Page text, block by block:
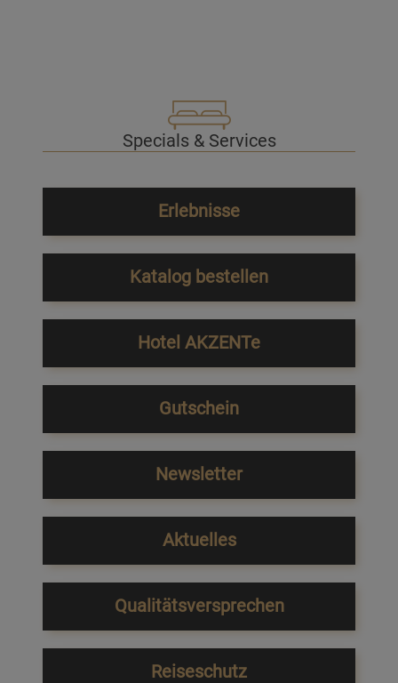
Specials & Services
Erlebnisse
Katalog bestellen
Hotel AKZENTe
Gutschein
Newsletter
Aktuelles
Qualitätsversprechen
Reiseschutz